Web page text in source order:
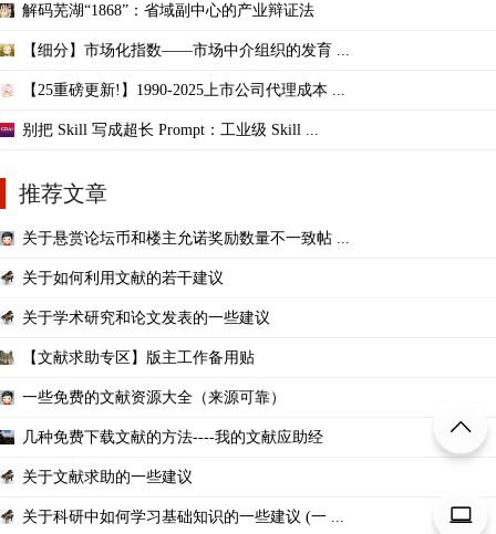
解码芜湖“1868”：省域副中心的产业辩证法
【细分】市场化指数——市场中介组织的发育 ...
【25重磅更新!】1990-2025上市公司代理成本 ...
别把 Skill 写成超长 Prompt：工业级 Skill ...
推荐文章
关于悬赏论坛币和楼主允诺奖励数量不一致帖 ...
关于如何利用文献的若干建议
关于学术研究和论文发表的一些建议
【文献求助专区】版主工作备用贴
一些免费的文献资源大全（来源可靠）
几种免费下载文献的方法----我的文献应助经
关于文献求助的一些建议
关于科研中如何学习基础知识的一些建议 (一 ...